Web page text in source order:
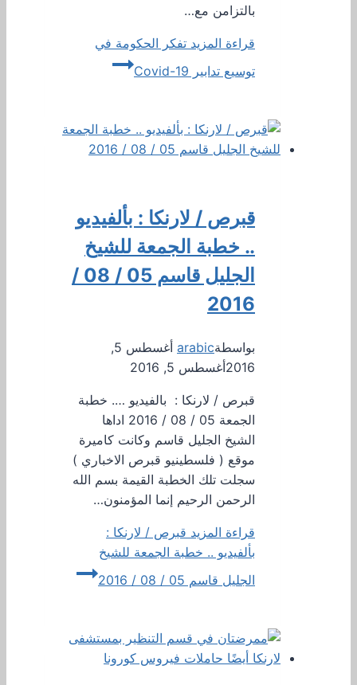
بالتزامن مع…
قراءة المزيد تفكر الحكومة في
توسيع تدابير Covid-19
قبرص / لارنكا : بألفيديو
.. خطبة الجمعة للشيخ
الجليل قاسم 05 / 08 /
2016
بواسطةarabic
أغسطس 5,
2016أغسطس 5, 2016
قبرص / لارنكا : بالفيديو …. خطبة
الجمعة 05 / 08 / 2016 اداها
الشيخ الجليل قاسم وكانت كاميرة
موقع ( فلسطينيو قبرص الاخباري )
سجلت تلك الخطبة القيمة بسم الله
الرحمن الرحيم إنما المؤمنون…
قراءة المزيد قبرص / لارنكا :
بألفيديو .. خطبة الجمعة للشيخ
الجليل قاسم 05 / 08 / 2016